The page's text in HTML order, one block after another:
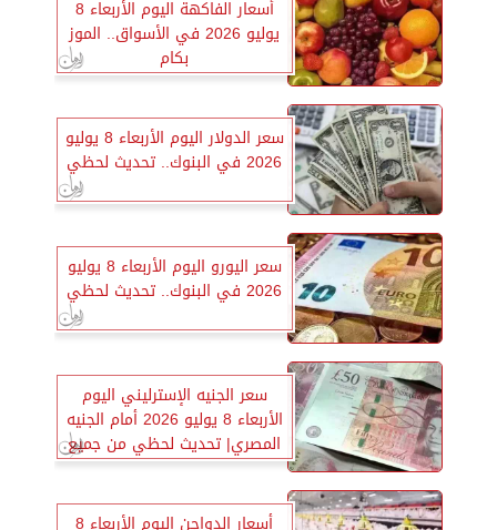
أسعار الفاكهة اليوم الأربعاء 8
يوليو 2026 في الأسواق.. الموز
بكام
سعر الدولار اليوم الأربعاء 8 يوليو
2026 في البنوك.. تحديث لحظي
سعر اليورو اليوم الأربعاء 8 يوليو
2026 في البنوك.. تحديث لحظي
سعر الجنيه الإسترليني اليوم
الأربعاء 8 يوليو 2026 أمام الجنيه
المصري| تحديث لحظي من جميع
البنوك
أسعار الدواجن اليوم الأربعاء 8